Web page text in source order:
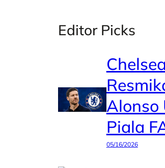
Editor Picks
Alonso
Piala
05/16/2026